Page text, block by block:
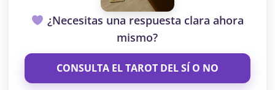
¿Necesitas una respuesta clara ahora
mismo?
CONSULTA EL TAROT DEL SÍ O NO